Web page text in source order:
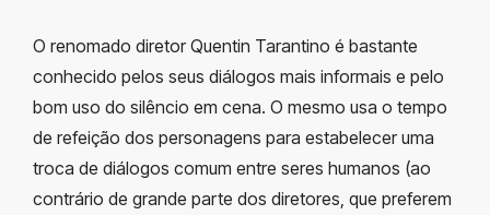
O renomado diretor Quentin Tarantino é bastante
conhecido pelos seus diálogos mais informais e pelo
bom uso do silêncio em cena. O mesmo usa o tempo
de refeição dos personagens para estabelecer uma
troca de diálogos comum entre seres humanos (ao
contrário de grande parte dos diretores, que preferem